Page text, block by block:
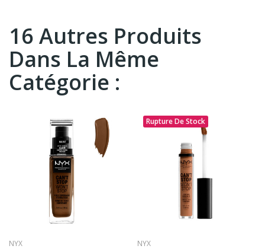
16 Autres Produits
Dans La Même
Catégorie :
NYX
Rupture De Stock
NYX